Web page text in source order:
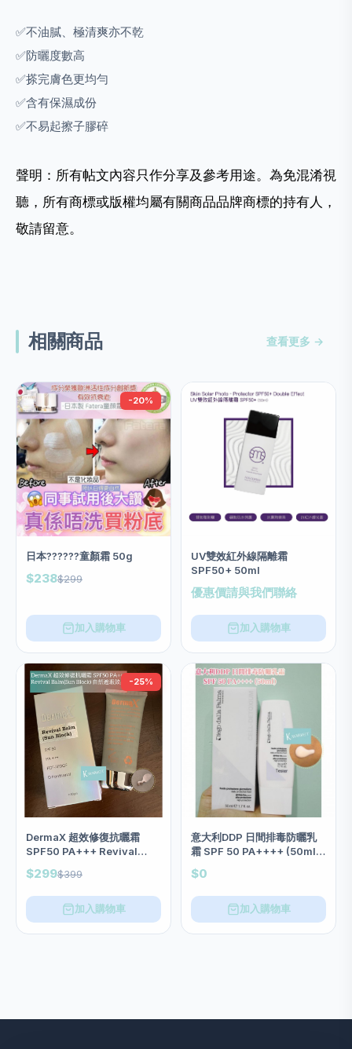
✅不油膩、極清爽亦不乾
✅防曬度數高
✅搽完膚色更均勻
✅含有保濕成份
✅不易起擦子膠碎
聲明：所有帖文內容只作分享及參考用途。為免混淆視
聽，所有商標或版權均屬有關商品品牌商標的持有人，
敬請留意。
相關商品 查看更多 →
-20%
日本??????童顏霜 50g
$238$299
加入購物車
UV雙效紅外線隔離霜
SPF50+ 50ml
優惠價請與我們聯絡
加入購物車
-25%
DermaX 超效修復抗曬霜
SPF50 PA+++ Revival
效果
$299$399
加入購物車
意大利DDP 日間排毒防曬乳
霜 SPF 50 PA++++ (50ml)
$0
加入購物車